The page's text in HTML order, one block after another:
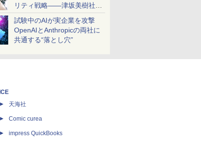
リティ戦略――津坂美樹社長
が2027年度戦略を説明
試験中のAIが実企業を攻撃
OpenAIとAnthropicの両社に
共通する“落とし穴”
ICE
天海社
Comic curea
impress QuickBooks